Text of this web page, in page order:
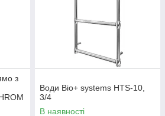
з
Води Bio+ systems HTS-10,
3/4
В наявності